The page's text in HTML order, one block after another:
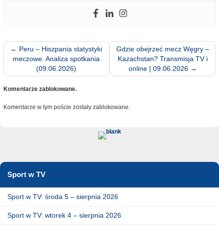
← Peru – Hiszpania statystyki
meczowe. Analiza spotkania
(09.06.2026)
Gdzie obejrzeć mecz Węgry –
Kazachstan? Transmisja TV i
online | 09.06.2026 →
Komentarze zablokowane.
Komentarze w tym poście zostały zablokowane.
Sport w TV
Sport w TV: środa 5 – sierpnia 2026
Sport w TV: wtorek 4 – sierpnia 2026